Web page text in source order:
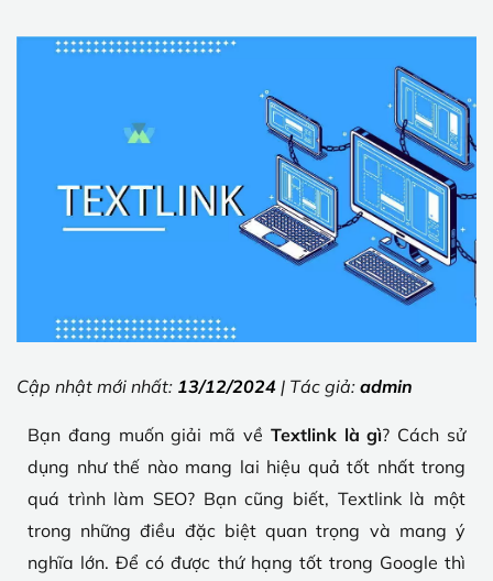
Cập nhật mới nhất: 13/12/2024 | Tác giả: admin
Bạn đang muốn giải mã về Textlink là gì? Cách sử
dụng như thế nào mang lai hiệu quả tốt nhất trong
quá trình làm SEO? Bạn cũng biết, Textlink là một
trong những điều đặc biệt quan trọng và mang ý
nghĩa lớn. Để có được thứ hạng tốt trong Google thì